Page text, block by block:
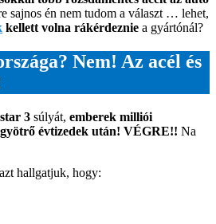
sajnos én nem tudom a választ … lehet,
kellett volna rákérdeznie a gyártónál?
Nem! Az acél és
3 súlyát, emberek milliói
évtizedek után! VÉGRE!! Na
hallgatjuk, hogy: